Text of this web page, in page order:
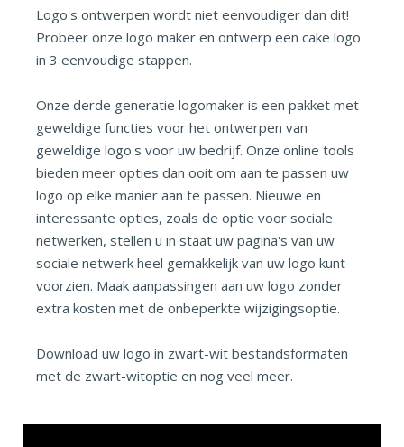
Logo's ontwerpen wordt niet eenvoudiger dan dit!
Probeer onze logo maker en ontwerp een cake logo
in 3 eenvoudige stappen.
Onze derde generatie logomaker is een pakket met
geweldige functies voor het ontwerpen van
geweldige logo's voor uw bedrijf. Onze online tools
bieden meer opties dan ooit om aan te passen uw
logo op elke manier aan te passen. Nieuwe en
interessante opties, zoals de optie voor sociale
netwerken, stellen u in staat uw pagina's van uw
sociale netwerk heel gemakkelijk van uw logo kunt
voorzien. Maak aanpassingen aan uw logo zonder
extra kosten met de onbeperkte wijzigingsoptie.
Download uw logo in zwart-wit bestandsformaten
met de zwart-witoptie en nog veel meer.